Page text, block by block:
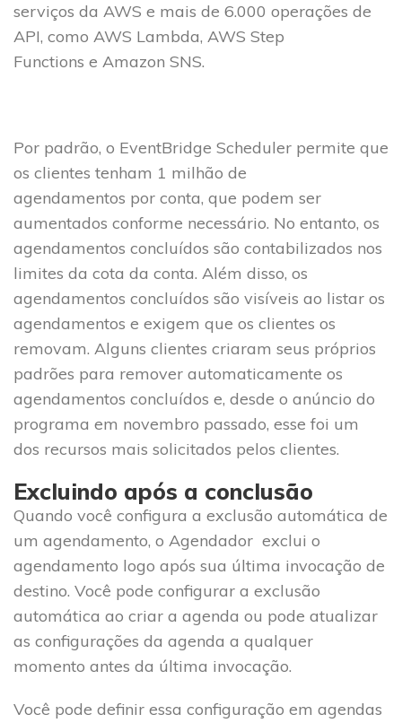
serviços da AWS e mais de 6.000 operações de
API, como AWS Lambda, AWS Step
Functions e Amazon SNS.
Por padrão, o EventBridge Scheduler permite que
os clientes tenham 1 milhão de
agendamentos por conta, que podem ser
aumentados conforme necessário. No entanto, os
agendamentos concluídos são contabilizados nos
limites da cota da conta. Além disso, os
agendamentos concluídos são visíveis ao listar os
agendamentos e exigem que os clientes os
removam. Alguns clientes criaram seus próprios
padrões para remover automaticamente os
agendamentos concluídos e, desde o anúncio do
programa em novembro passado, esse foi um
dos recursos mais solicitados pelos clientes.
Excluindo após a conclusão
Quando você configura a exclusão automática de
um agendamento, o Agendador exclui o
agendamento logo após sua última invocação de
destino. Você pode configurar a exclusão
automática ao criar a agenda ou pode atualizar
as configurações da agenda a qualquer
momento antes da última invocação.
Você pode definir essa configuração em agendas